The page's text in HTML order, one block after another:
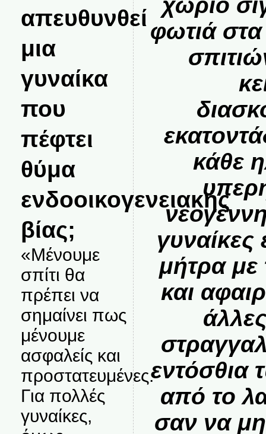
απευθυνθεί
μια
γυναίκα
που
πέφτει
θύμα
ενδοοικογενειακής
βίας;
«Μένουμε
σπίτι θα
πρέπει να
σημαίνει πως
μένουμε
ασφαλείς και
προστατευμένες.
Για πολλές
γυναίκες,
φωτιά
κάθε
γυναίκες
μήτρα με
και
εντόσθια
από το
σαν να